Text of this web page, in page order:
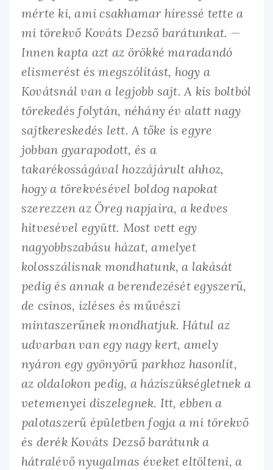
mérte ki, ami csakhamar híressé tette a
mi törekvő Kováts Dezső barátunkat. —
Innen kapta azt az örökké maradandó
elismerést és megszólítást, hogy a
Kovátsnál van a legjobb sajt. A kis boltból
törekedés folytán, néhány év alatt nagy
sajtkereskedés lett. A tőke is egyre
jobban gyarapodott, és a
takarékosságával hozzájárult ahhoz,
hogy a törekvésével boldog napokat
szerezzen az Öreg napjaira, a kedves
hitvesével együtt. Most vett egy
nagyobbszabásu házat, amelyet
kolosszálisnak mondhatunk, a lakását
pedig és annak a berendezését egyszerű,
de csinos, ízléses és művészi
mintaszerűnek mondhatjuk. Hátul az
udvarban van egy nagy kert, amely
nyáron egy gyönyörű parkhoz hasonlít,
az oldalokon pedig, a háziszükségletnek a
vetemenyei díszelegnek. Itt, ebben a
palotaszerű épületben fogja a mi törekvő
és derék Kováts Dezső barátunk a
hátralévő nyugalmas éveket eltölteni, a